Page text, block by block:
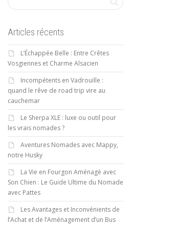
Articles récents
L’Échappée Belle : Entre Crêtes
Vosgiennes et Charme Alsacien
Incompétents en Vadrouille :
quand le rêve de road trip vire au
cauchemar
Le Sherpa XLE : luxe ou outil pour
les vrais nomades ?
Aventures Nomades avec Mappy,
notre Husky
La Vie en Fourgon Aménagé avec
Son Chien : Le Guide Ultime du Nomade
avec Pattes
Les Avantages et Inconvénients de
l’Achat et de l’Aménagement d’un Bus